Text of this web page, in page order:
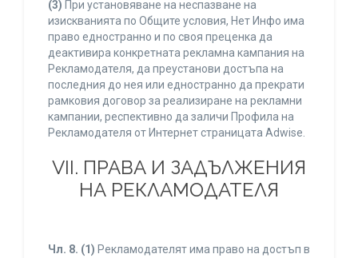
(3) При установяване на неспазване на
изискванията по Общите условия, Нет Инфо има
право едностранно и по своя преценка да
деактивира конкретната рекламна кампания на
Рекламодателя, да преустанови достъпа на
последния до нея или едностранно да прекрати
рамковия договор за реализиране на рекламни
кампании, респективно да заличи Профила на
Рекламодателя от Интернет страницата Adwise.
VII. ПРАВА И ЗАДЪЛЖЕНИЯ
НА РЕКЛАМОДАТЕЛЯ
Чл. 8. (1) Рекламодателят има право на достъп в